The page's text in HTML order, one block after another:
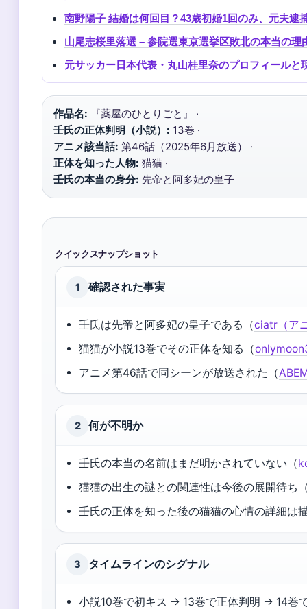
南野陽子 結婚は何回目？43歳初婚1回のみ、元夫逮
山尾志桜里落選 – 参院選東京選挙区敗北の本当の理
元サッカー日本代表・丸山桂里奈のプロフィール
作品名: 『薬屋のひとりごと』 ·
壬氏の正体判明（小説）: 13巻 ·
アニメ該当話: 第46話（2025年6月放送） ·
正体を知った人物: 猫猫 ·
壬氏の本当の身分: 先帝と阿多妃の皇子
クイックスナップショット
1 確認された事実
壬氏は先帝と阿多妃の皇子である（ciatr（ア
猫猫が小説13巻でその正体を知る（
アニメ第46話で同シーンが放送された（
2 何が不明か
壬氏の本当の名前はまだ明かされていない（
猫猫の出生の謎との関連性は今後の展開待ち
壬氏の正体を知った後の猫猫の心情の詳細は
3 タイムラインのシグナル
小説10巻で初キス → 13巻で正体判明 → 14巻